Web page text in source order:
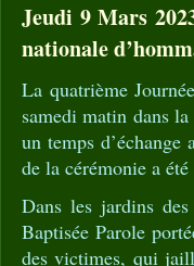
Jeudi 9 Mars
nationale
La quatrième
samedi matin dans
un temps
de la cérémonie a été
Dans les jardins
Baptisée Parole
des victimes, qui